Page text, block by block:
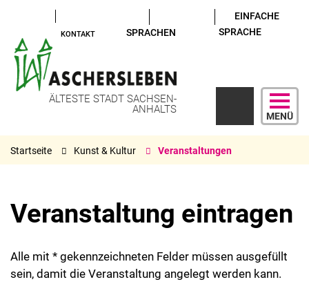
KONTAKT SPRACHEN
EINFACHE
SPRACHE
ÄLTESTE STADT SACHSEN-
ANHALTS
MENÜ
Startseite Kunst & Kultur Veranstaltungen
Veranstaltung eintragen
Alle mit * gekennzeichneten Felder müssen ausgefüllt
sein, damit die Veranstaltung angelegt werden kann.